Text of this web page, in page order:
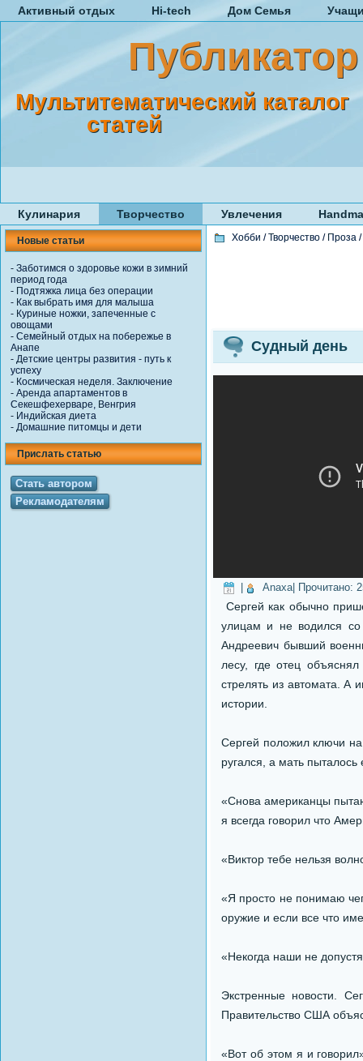
Активный отдых Hi-tech Дом Семья
Публикатор
Мультитематический каталог
статей
Кулинария Творчество Увлечения
Новые статьи
- Заботимся о здоровье кожи в зимний
период года
- Подтяжка лица без операции
- Как выбрать имя для малыша
- Куриные ножки, запеченные с
овощами
- Семейный отдых на побережье в
Анапе
- Детские центры развития - путь к
успеху
- Космическая неделя. Заключение
- Аренда апартаментов в
Секешфехерваре, Венгрия
- Индийская диета
- Домашние питомцы и дети
Прислать статью
Стать автором
Рекламодателям
Хобби /Творчество / Проза /
Судный день
Anaxa| Прочитано:
Сергей как обычно
улицам и не водился
Андреевич бывший
лесу, где отец
стрелять из автомата. А
истории.
Сергей положил ключи на
ругался, а мать пыталось
«Снова американцы
я всегда говорил что
«Виктор тебе нельзя
«Я просто не понимаю
оружие и если все что
«Некогда наши не
Экстренные новости.
Правительство США
«Вот об этом я и